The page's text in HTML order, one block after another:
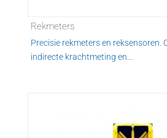
Rekmeters
Precisie rekmeters en reksensoren.
indirecte krachtmeting en...